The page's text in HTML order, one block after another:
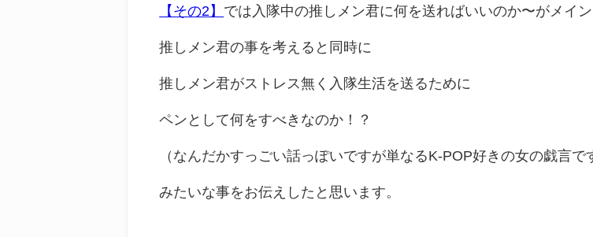
【その2】 では入隊中の推しメン君に何を送ればいいのか〜がメイ
推しメン君の事を考えると同時に
推しメン君がストレス無く入隊生活を送るために
ペンとして何をすべきなのか！？
（なんだかすっごい話っぽいですが単なるK-POP好きの女の戯言で
みたいな事をお伝えしたと思います。